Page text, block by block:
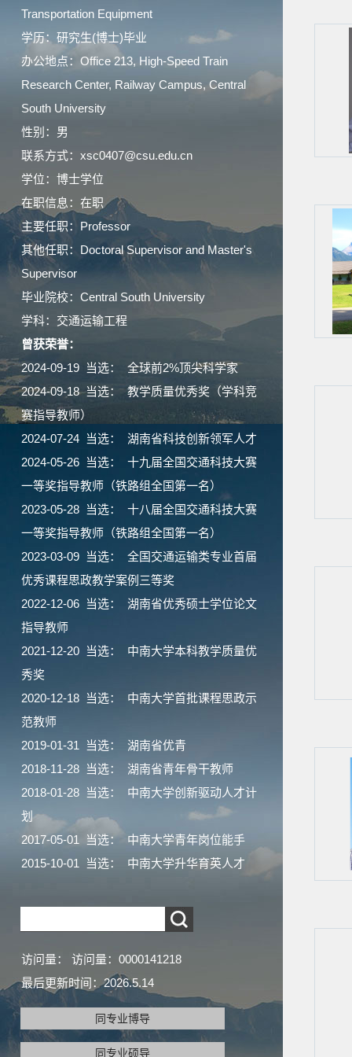
Transportation Equipment
学历：研究生(博士)毕业
办公地点：Office 213, High-Speed Train
Research Center, Railway Campus, Central
South University
性别：男
联系方式：xsc0407@csu.edu.cn
学位：博士学位
在职信息：在职
主要任职：Professor
其他任职：Doctoral Supervisor and Master's
Supervisor
毕业院校：Central South University
学科：交通运输工程
曾获荣誉：
2024-09-19 当选： 全球前2%顶尖科学家
2024-09-18 当选： 教学质量优秀奖（学科竞
赛指导教师）
2024-07-24 当选： 湖南省科技创新领军人才
2024-05-26 当选： 十九届全国交通科技大赛
一等奖指导教师（铁路组全国第一名）
2023-05-28 当选： 十八届全国交通科技大赛
一等奖指导教师（铁路组全国第一名）
2023-03-09 当选： 全国交通运输类专业首届
优秀课程思政教学案例三等奖
2022-12-06 当选： 湖南省优秀硕士学位论文
指导教师
2021-12-20 当选： 中南大学本科教学质量优
秀奖
2020-12-18 当选： 中南大学首批课程思政示
范教师
2019-01-31 当选： 湖南省优青
2018-11-28 当选： 湖南省青年骨干教师
2018-01-28 当选： 中南大学创新驱动人才计
划
2017-05-01 当选： 中南大学青年岗位能手
2015-10-01 当选： 中南大学升华育英人才
访问量： 访问量： 0000141218
最后更新时间：2026.5.14
同专业博导
同专业硕导